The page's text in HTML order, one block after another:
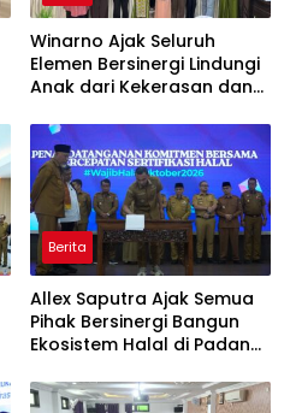
Winarno Ajak Seluruh
Elemen Bersinergi Lindungi
Anak dari Kekerasan dan
Berita
Allex Saputra Ajak Semua
Pihak Bersinergi Bangun
Ekosistem Halal di Padang